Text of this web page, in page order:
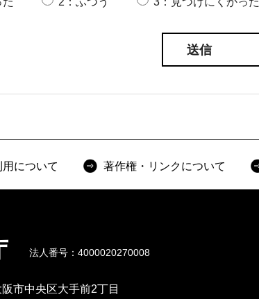
について 著作権・リンクについて
法人番号：4000020270008
市中央区大手前2丁目